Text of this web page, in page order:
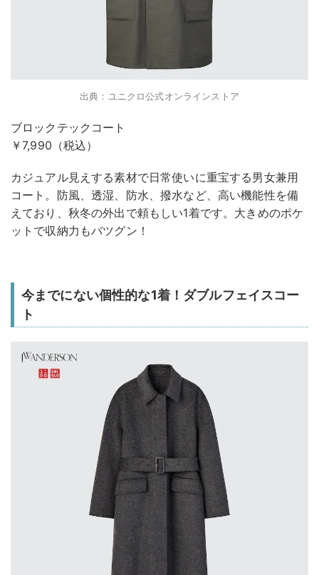
出典：ユニクロ公式オンラインストア
ブロックテックコート
￥7,990（税込）
カジュアル見えする素材で日常使いに重宝する男女兼用
コート。防風、透湿、防水、撥水など、高い機能性を備
えており、秋冬の外出で頼もしい1着です。大きめのポケ
ットで収納力もバツグン！
今までにない個性的な1着！ダブルフェイスコー
ト